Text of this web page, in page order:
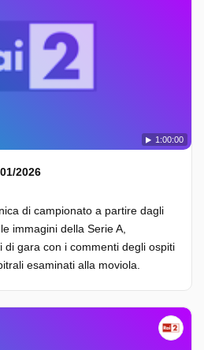
1:00:00
2026
di campionato a partire dagli
immagini della Serie A,
di gara con i commenti degli ospiti
esaminati alla moviola.